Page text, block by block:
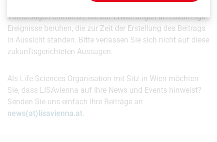
ausschließlich beim Aussender. Beiträge können
Vorhersagen enthalten, die auf Erwartungen an zukünftige
Ereignisse beruhen, die zur Zeit der Erstellung des Beitrags
in Aussicht standen. Bitte verlassen Sie sich nicht auf diese
zukunftsgerichteten Aussagen.
Als Life Sciences Organisation mit Sitz in Wien möchten
Sie, dass LISAvienna auf Ihre News und Events hinweist?
Senden Sie uns einfach Ihre Beiträge an
news(at)lisavienna.at.